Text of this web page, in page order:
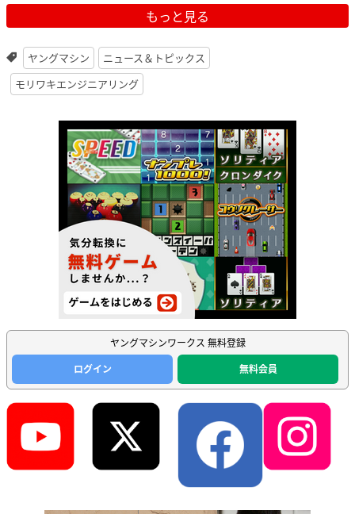
もっと見る
ヤングマシン
ニュース＆トピックス
モリワキエンジニアリング
ヤングマシンワークス 無料登録
ログイン
無料会員